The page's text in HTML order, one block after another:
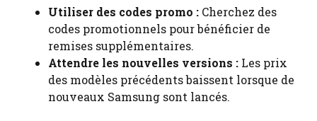
Utiliser des codes promo : Cherchez des
codes promotionnels pour bénéficier de
remises supplémentaires.
Attendre les nouvelles versions : Les prix
des modèles précédents baissent lorsque de
nouveaux Samsung sont lancés.